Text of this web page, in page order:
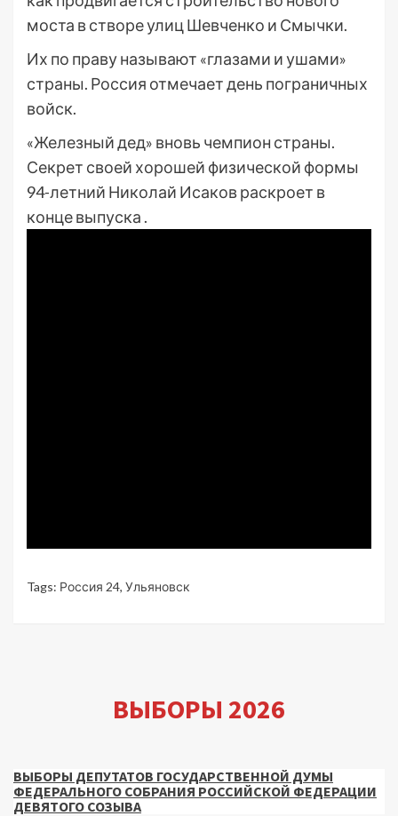
моста в створе улиц Шевченко и Смычки.
Их по праву называют «глазами и ушами»
страны. Россия отмечает день пограничных
войск.
«Железный дед» вновь чемпион страны.
Секрет своей хорошей физической формы
94-летний Николай Исаков раскроет в
конце выпуска .
Tags: Россия 24, Ульяновск
ВЫБОРЫ 2026
ВЫБОРЫ ДЕПУТАТОВ ГОСУДАРСТВЕННОЙ ДУМЫ
ФЕДЕРАЛЬНОГО СОБРАНИЯ РОССИЙСКОЙ ФЕДЕРАЦИИ
ДЕВЯТОГО СОЗЫВА